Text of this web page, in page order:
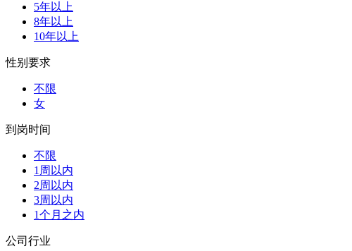
5年以上
8年以上
10年以上
性别要求
不限
女
到岗时间
不限
1周以内
2周以内
3周以内
1个月之内
公司行业